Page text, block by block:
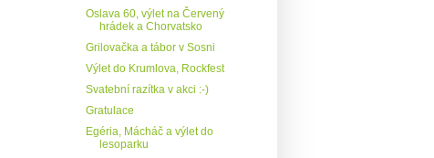
Oslava 60, výlet na Červený
hrádek a Chorvatsko
Grilovačka a tábor v Sosni
Výlet do Krumlova, Rockfest
Svatební razítka v akci :-)
Gratulace
Egéria, Mácháč a výlet do
lesoparku